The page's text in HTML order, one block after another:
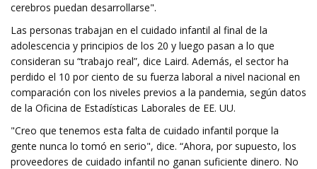
cerebros puedan desarrollarse".
Las personas trabajan en el cuidado infantil al final de la
adolescencia y principios de los 20 y luego pasan a lo que
consideran su “trabajo real”, dice Laird. Además, el sector ha
perdido el 10 por ciento de su fuerza laboral a nivel nacional en
comparación con los niveles previos a la pandemia, según datos
de la Oficina de Estadísticas Laborales de EE. UU.
"Creo que tenemos esta falta de cuidado infantil porque la
gente nunca lo tomó en serio", dice. “Ahora, por supuesto, los
proveedores de cuidado infantil no ganan suficiente dinero. No